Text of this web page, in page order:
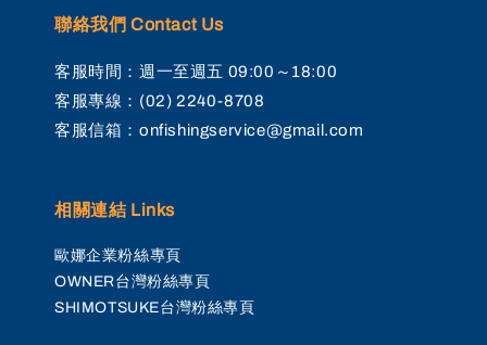
聯絡我們 Contact Us
客服時間：週一至週五 09:00～18:00
客服專線：(02) 2240-8708
客服信箱：onfishingservice@gmail.com
相關連結 Links
歐娜企業粉絲專頁
OWNER台灣粉絲專頁
SHIMOTSUKE台灣粉絲專頁